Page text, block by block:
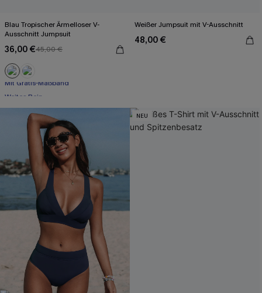
Blau Tropischer Ärmelloser V-
Ausschnitt Jumpsuit
36,00 €45,00 €
Mit Gratis-Maßband
Weißer Jumpsuit mit V-Ausschnitt
48,00 €
NEU